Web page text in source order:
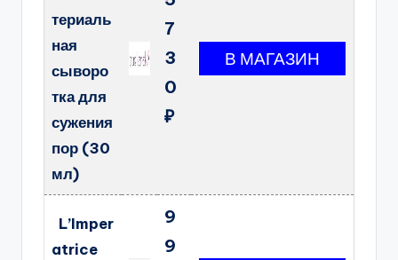
териаль
ная
сыворо
тка для
сужения
пор (30
мл)
7
3
0
₽
L’Imper
atrice
9
9